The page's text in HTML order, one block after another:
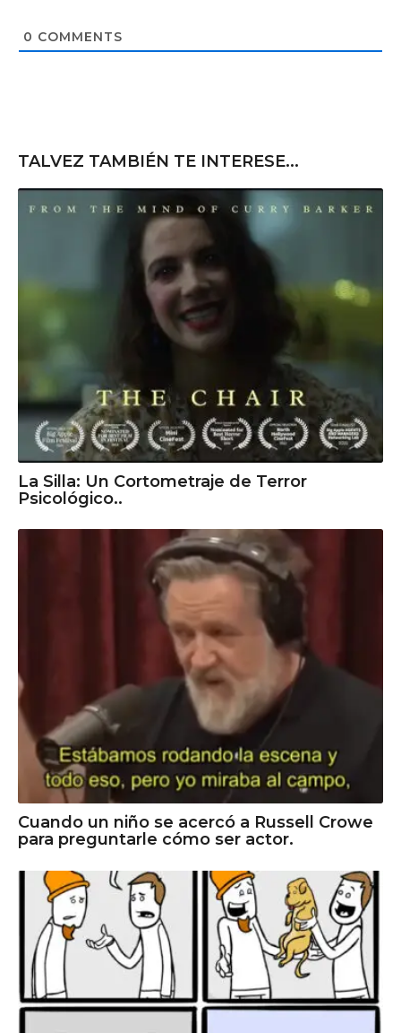
e
0 COMMENTS
TALVEZ TAMBIÉN TE INTERESE...
La Silla: Un Cortometraje de Terror
Psicológico..
Cuando un niño se acercó a Russell Crowe
para preguntarle cómo ser actor.